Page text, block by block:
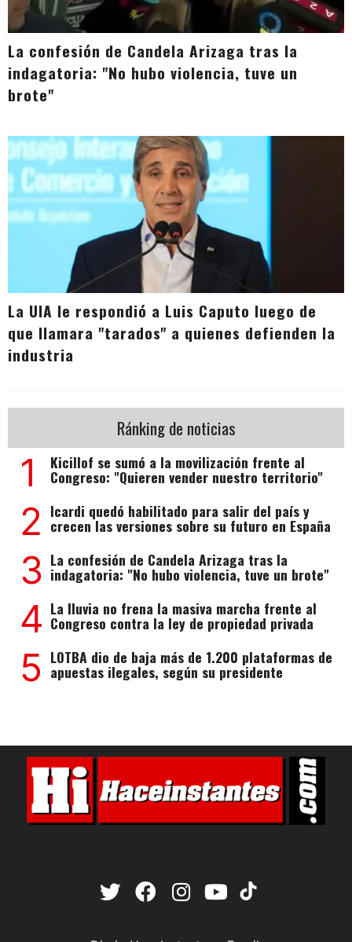
La confesión de Candela Arizaga tras la
indagatoria: "No hubo violencia, tuve un
brote"
La UIA le respondió a Luis Caputo luego de
que llamara "tarados" a quienes defienden la
industria
Ránking de noticias
1 Kicillof se sumó a la movilización frente al
Congreso: "Quieren vender nuestro territorio"
2 Icardi quedó habilitado para salir del país y
crecen las versiones sobre su futuro en España
3 La confesión de Candela Arizaga tras la
indagatoria: "No hubo violencia, tuve un brote"
4 La lluvia no frena la masiva marcha frente al
Congreso contra la ley de propiedad privada
5 LOTBA dio de baja más de 1.200 plataformas de
apuestas ilegales, según su presidente